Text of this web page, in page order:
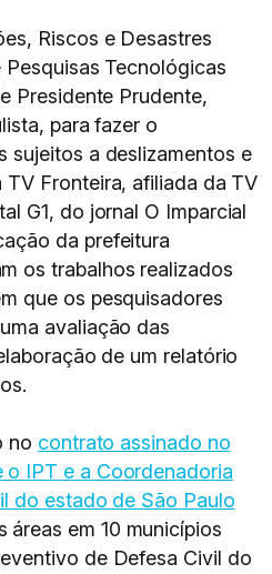
Riscos e Desastres
Tecnológicas
Presidente Prudente,
para fazer o
sujeitos a deslizamentos e
TV Fronteira, afiliada da TV
G1, do jornal O Imparcial
da prefeitura
os trabalhos realizados
que os pesquisadores
avaliação das
de um relatório
no contrato assinado no
o IPT e a Coordenadoria
do estado de São Paulo
áreas em 10 municípios
de Defesa Civil do